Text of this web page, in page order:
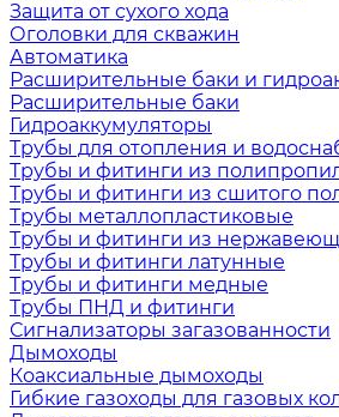
Защита от сухого хода
Оголовки для скважин
Автоматика
Расширительные баки и
Расширительные баки
Гидроаккумуляторы
Трубы для отопления и
Трубы и фитинги из
Трубы и фитинги из сшитого
Трубы металлопластиковые
Трубы и фитинги из
Трубы и фитинги латунные
Трубы и фитинги медные
Трубы ПНД и фитинги
Сигнализаторы загазованности
Дымоходы
Коаксиальные дымоходы
Гибкие газоходы для газовых